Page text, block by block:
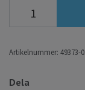
Artikelnummer: 49373-
Dela